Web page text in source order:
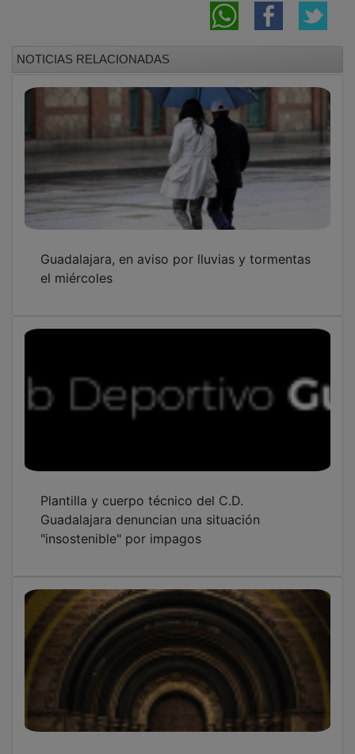
el miércoles
Guadalajara denuncian una situación
"insostenible" por impagos